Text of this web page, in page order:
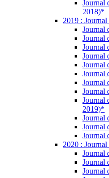
Journal
2018)*
2019 :
Journal
Journal
Journal
Journal
Journal
Journal
Journal
Journal
Journal
2019)*
Journal
Journal
Journal
2020 : Journal
Journal
Journal
Journal